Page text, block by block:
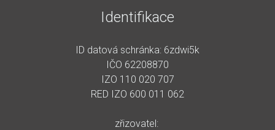
Identifikace
ID datová schránka: 6zdwi5k
IČO 62208870
IZO 110 020 707
RED IZO 600 011 062
zřizovatel: